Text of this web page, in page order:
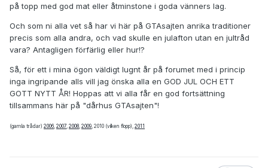
på topp med god mat eller åtminstone i goda vänners lag.
Och som ni alla vet så har vi här på GTAsajten anrika traditioner
precis som alla andra, och vad skulle en julafton utan en jultråd
vara? Antagligen förfärlig eller hur!?
Så, för ett i mina ögon väldigt lugnt år på forumet med i princip
inga ingripande alls vill jag önska alla en GOD JUL OCH ETT
GOTT NYTT ÅR! Hoppas att vi alla får en god fortsättning
tillsammans här på "dårhus GTAsajten"!
(gamla trådar) 2006 2007 2008 2009 2010 (vilken flopp), 2011